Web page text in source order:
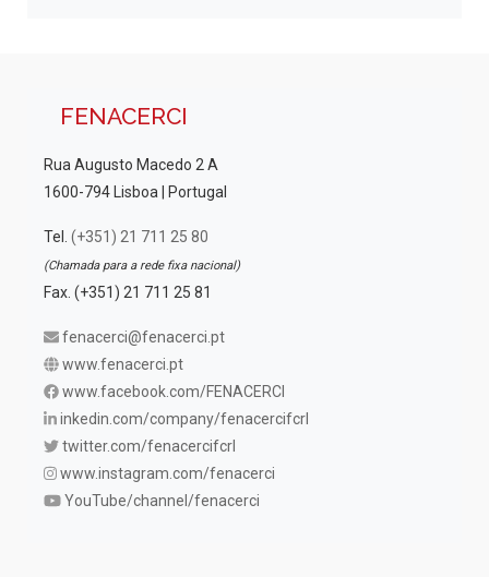
FENACERCI
Rua Augusto Macedo 2 A
1600-794 Lisboa | Portugal
Tel. (+351) 21 711 25 80
(Chamada para a rede fixa nacional)
Fax. (+351) 21 711 25 81
fenacerci@fenacerci.pt
www.fenacerci.pt
www.facebook.com/FENACERCI
inkedin.com/company/fenacercifcrl
twitter.com/fenacercifcrl
www.instagram.com/fenacerci
YouTube/channel/fenacerci